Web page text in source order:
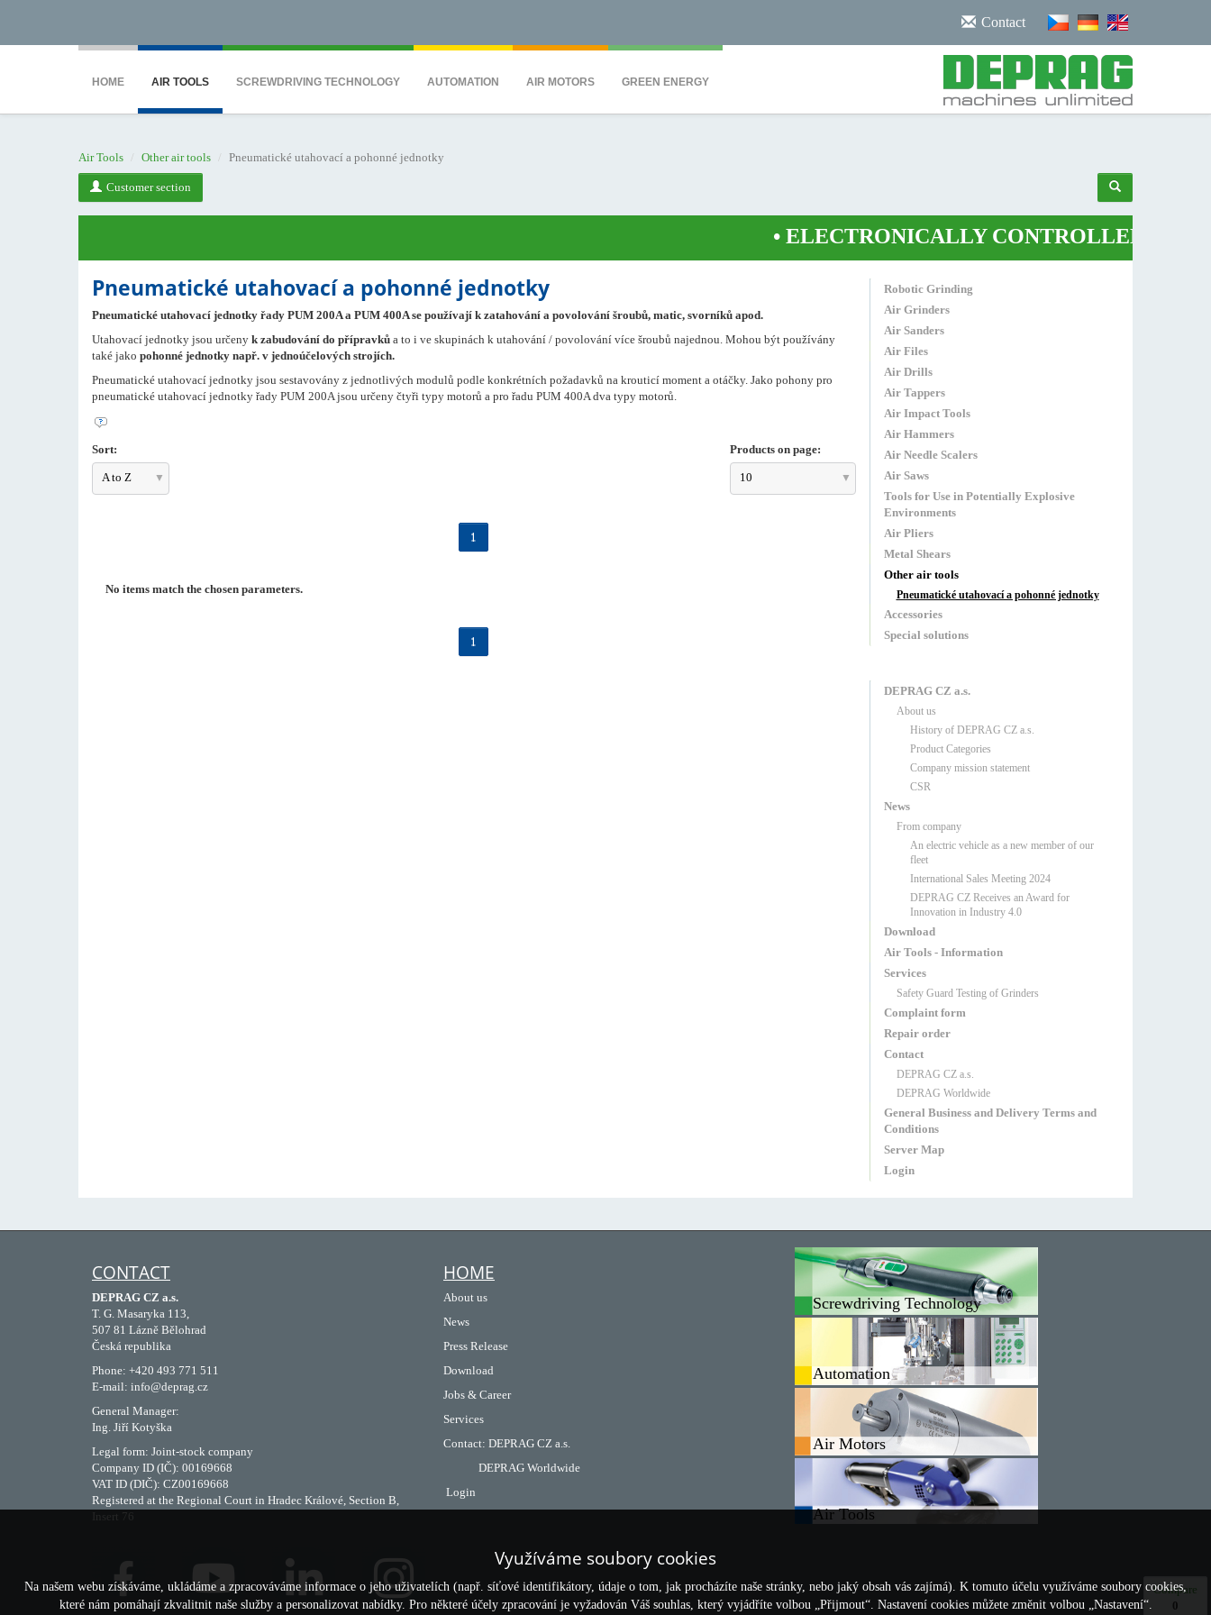
Contact
HOME AIR TOOLS SCREWDRIVING TECHNOLOGY AUTOMATION AIR MOTORS GREEN ENERGY
Air Tools Other air tools Pneumatické utahovací a pohonné jednotky
Customer section
ELECTRONICALLY CONTROLLED AIR
Pneumatické utahovací a pohonné jednotky
Pneumatické utahovací jednotky řady PUM 200A a PUM 400A se používají k zatahování a povolování šroubů, matic, svorníků apod.
Utahovací jednotky jsou určeny k zabudování do přípravků a to i ve skupinách k utahování / povolování více šroubů najednou. Mohou být používány
také jako pohonné jednotky např. v jednoúčelových strojích.
Pneumatické utahovací jednotky jsou sestavovány z jednotlivých modulů podle konkrétních požadavků na krouticí moment a otáčky. Jako pohony pro
pneumatické utahovací jednotky řady PUM 200A jsou určeny čtyři typy motorů a pro řadu PUM 400A dva typy motorů.
Sort:
A to Z
Products on page:
10
1
No items match the chosen parameters.
1
Robotic Grinding
Air Grinders
Air Sanders
Air Files
Air Drills
Air Tappers
Air Impact Tools
Air Hammers
Air Needle Scalers
Air Saws
Tools for Use in Potentially Explosive
Environments
Air Pliers
Metal Shears
Other air tools
Pneumatické utahovací a pohonné jednotky
Accessories
Special solutions
DEPRAG CZ a.s.
About us
History of DEPRAG CZ a.s.
Product Categories
Company mission statement
CSR
News
From company
An electric vehicle as a new member of our
fleet
International Sales Meeting 2024
DEPRAG CZ Receives an Award for
Innovation in Industry 4.0
Download
Air Tools - Information
Services
Safety Guard Testing of Grinders
Complaint form
Repair order
Contact
DEPRAG CZ a.s.
DEPRAG Worldwide
General Business and Delivery Terms and
Conditions
Server Map
Login
CONTACT
DEPRAG CZ a.s.
T. G. Masaryka 113,
507 81 Lázně Bělohrad
Česká republika
Phone: +420 493 771 511
E-mail: info@deprag.cz
General Manager:
Ing. Jiří Kotyška
Legal form: Joint-stock company
Company ID (IČ): 00169668
VAT ID (DIČ): CZ00169668
Registered at the Regional Court in Hradec Králové, Section B,
Insert 76
HOME
About us
News
Press Release
Download
Jobs & Career
Services
Contact: DEPRAG CZ a.s.
DEPRAG Worldwide
Login
Screwdriving Technology
Automation
Air Motors
Air Tools
Compare
0
Využíváme soubory cookies
Na našem webu získáváme, ukládáme a zpracováváme informace o jeho uživatelích (např. síťové identifikátory, údaje o tom, jak procházíte naše stránky, nebo jaký obsah vás zajímá). K tomuto účelu využíváme soubory cookies,
které nám pomáhají zkvalitnit naše služby a personalizovat nabídky. Pro některé účely zpracování je vyžadován Váš souhlas, který vyjádříte volbou „Přijmout“. Nastavení cookies můžete změnit volbou „Nastavení“.